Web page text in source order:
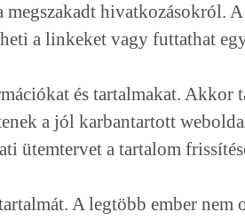
hivatkozásokról.
a linkeket vagy futtathat
és tartalmakat. Akkor
a jól karbantartott
a tartalom
A legtöbb ember